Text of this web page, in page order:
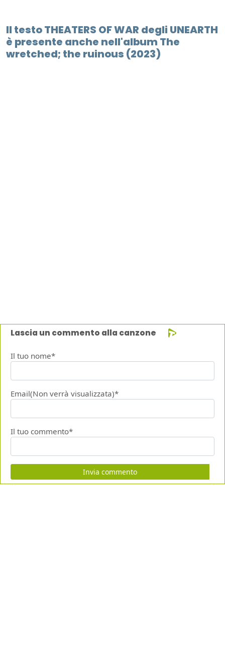
Il testo THEATERS OF WAR degli UNEARTH
è presente anche nell'album The
wretched; the ruinous (2023)
Lascia un commento alla canzone
Il tuo nome*
Email(Non verrà visualizzata)*
Il tuo commento*
Invia commento